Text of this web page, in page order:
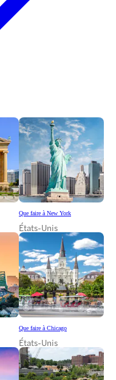
Que faire à New York
États-Unis
Que faire à Chicago
États-Unis